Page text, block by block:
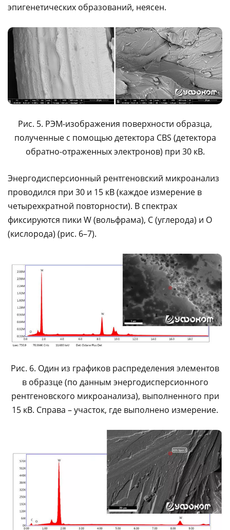
эпигенетических образований, неясен.
Рис. 5. РЭМ-изображения поверхности образца,
полученные с помощью детектора CBS (детектора
обратно-отраженных электронов) при 30 кВ.
Энергодисперсионный рентгеновский микроанализ
проводился при 30 и 15 кВ (каждое измерение в
четырехкратной повторности). В спектрах
фиксируются пики W (вольфрама), C (углерода) и О
(кислорода) (рис. 6–7).
Рис. 6. Один из графиков распределения элементов
в образце (по данным энергодисперсионного
рентгеновского микроанализа), выполненного при
15 кВ. Справа – участок, где выполнено измерение.